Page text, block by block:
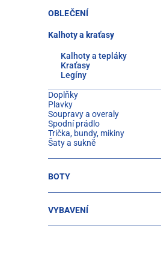
OBLEČENÍ
Kalhoty a kraťasy
Kalhoty a tepláky
Kraťasy
Legíny
Doplňky
Plavky
Soupravy a overaly
Spodní prádlo
Trička, bundy, mikiny
Šaty a sukně
BOTY
VYBAVENÍ